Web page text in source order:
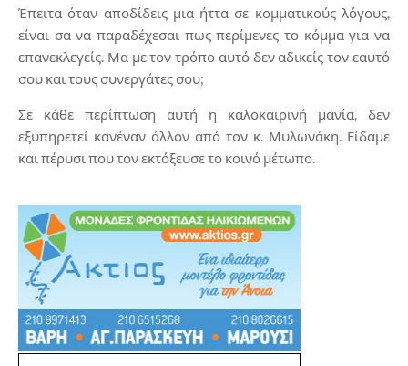
Έπειτα όταν αποδίδεις μια ήττα σε κομματικούς λόγους,
είναι σα να παραδέχεσαι πως περίμενες το κόμμα για να
επανεκλεγείς. Μα με τον τρόπο αυτό δεν αδικείς τον εαυτό
σου και τους συνεργάτες σου;
Σε κάθε περίπτωση αυτή η καλοκαιρινή μανία, δεν
εξυπηρετεί κανέναν άλλον από τον κ. Μυλωνάκη. Είδαμε
και πέρυσι που τον εκτόξευσε το κοινό μέτωπο.